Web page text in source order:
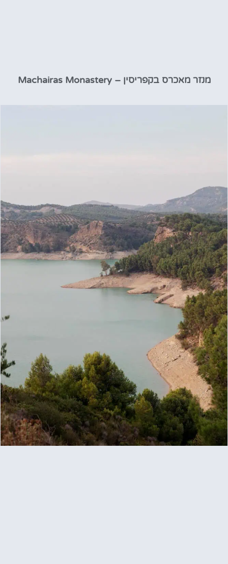
מנזר מאכרס בקפריסין – Machairas Monastery